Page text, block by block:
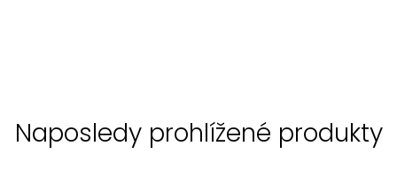
Naposledy prohlížené produkty